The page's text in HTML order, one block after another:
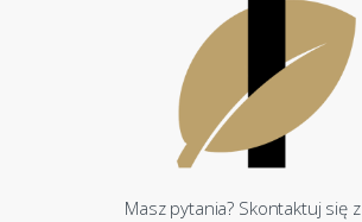
Masz pytania? Skontaktuj się